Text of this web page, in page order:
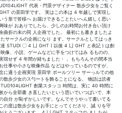
代表・閂景デザイナー 散歩少女をご覧く
の景田学です。 実はこの本は 4 年越しで実現し
う形で皆様へ お届けできることたいへん嬉しく思い
味が おありでしたら、少しのお時間お付き合い頂け
曲折の末の同 人企画でした。 最初にも書きましたよ
サークルの企画になり ます。サークルとしてはっき
STUDI 〇 4 凵 GHT ( 以後 4 凵 GHT と表記 ) は創
像、小説、ゲームなどに手をつけてはみ るものの、
現せず 4 年間が経ちました・ 。もちろんその間本当
事や小さな映像作品 などはやっているのですが、
に適う企画実現 景田学 ボールツリー サーっルての他
散歩少女のス勺ートを飾ることになる。 物語は読者
創業スタッコ 時間は、実に 40 時間に
から全部書 き直したいという思いでいつばいで、本
自分 が恥ずかしいです。なんでそうやって書いてる
の度は散歩少女をお手にとってくださり、誠 りを守